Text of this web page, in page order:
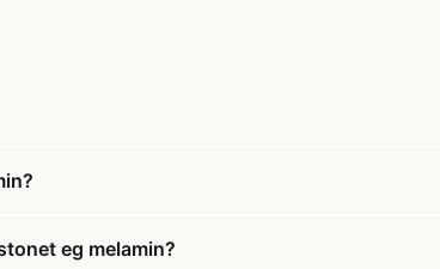
eg melamin?